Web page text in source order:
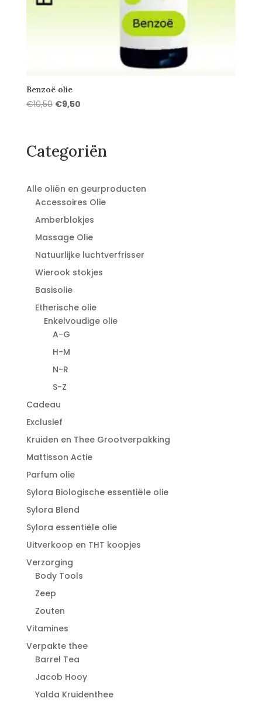
Benzoë olie
€10,50 Oorspronkelijke
€9,50Huidige
€9,50.
Categoriën
Alle oliën en geurproducten
Accessoires Olie
Amberblokjes
Massage Olie
Natuurlijke luchtverfrisser
Wierook stokjes
Basisolie
Etherische olie
Enkelvoudige olie
A-G
H-M
N-R
S-Z
Cadeau
Exclusief
Kruiden en Thee Grootverpakking
Mattisson Actie
Parfum olie
Sylora Biologische essentiële olie
Sylora Blend
Sylora essentiële olie
Uitverkoop en THT koopjes
Verzorging
Body Tools
Zeep
Zouten
Vitamines
Verpakte thee
Barrel Tea
Jacob Hooy
Yalda Kruidenthee